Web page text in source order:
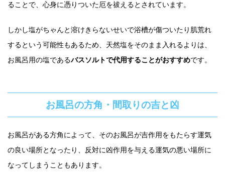
ることで、心身に憑りついた厄を祓えるとされています。
しかし塩がちゃんと溶けきらないせいで浴槽が傷ついたり肌荒れ
するという可能性もあるため、天然塩をそのまま入れるよりは、
お風呂用の塩であるバスソルトで代用することがおすすめです。
お風呂の方角・間取りの吉と凶
お風呂がある方角によって、そのお風呂が吉作用をもたらす運気
の良い場所となったり、反対に凶作用を与える運気の悪い場所に
なってしまうこともあります。